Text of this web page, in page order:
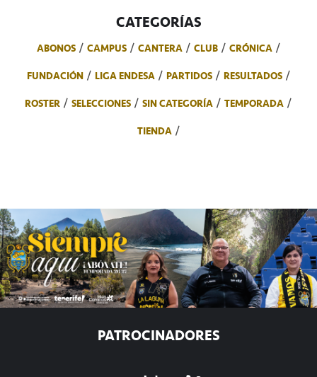
CATEGORÍAS
ABONOS CAMPUS CANTERA CLUB
CRÓNICA
FUNDACIÓN
LIGA ENDESA PARTIDOS
RESULTADOS
ROSTER
SELECCIONES SIN CATEGORÍA
TEMPORADA
TIENDA
PATROCINADORES